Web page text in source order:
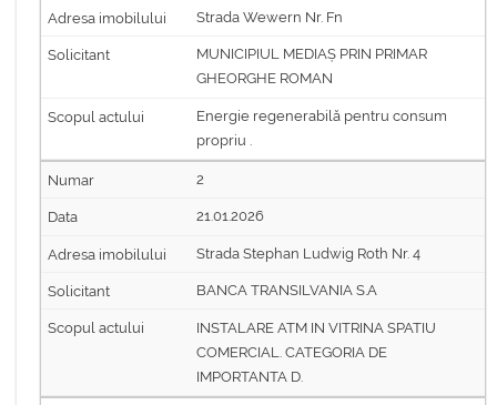
Strada Wewern Nr. Fn
MUNICIPIUL MEDIAȘ PRIN PRIMAR
GHEORGHE ROMAN
Energie regenerabilă pentru consum
propriu .
2
21.01.2026
Strada Stephan Ludwig Roth Nr. 4
BANCA TRANSILVANIA S.A
INSTALARE ATM IN VITRINA SPATIU
COMERCIAL. CATEGORIA DE
IMPORTANTA D.